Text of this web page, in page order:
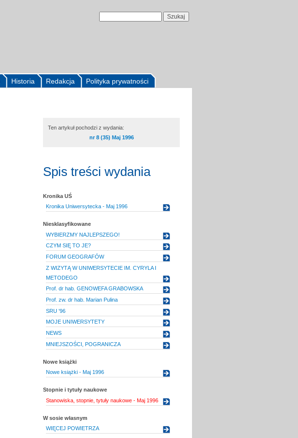
Polityka prywatności
Redakcja
Historia
Ten artykuł pochodzi z wydania:
nr 8 (35) Maj 1996
Spis treści wydania
Kronika UŚ
Kronika Uniwersytecka - Maj 1996
Niesklasyfikowane
WYBIERZMY NAJLEPSZEGO!
CZYM SIĘ TO JE?
FORUM GEOGRAFÓW
Z WIZYTĄ W UNIWERSYTECIE IM. CYRYLA I
METODEGO
Prof. dr hab. GENOWEFA GRABOWSKA
Prof. zw. dr hab. Marian Pulina
SRU '96
MOJE UNIWERSYTETY
NEWS
MNIEJSZOŚCI, POGRANICZA
Nowe książki
Nowe książki - Maj 1996
Stopnie i tytuły naukowe
Stanowiska, stopnie, tytuły naukowe - Maj 1996
W sosie własnym
WIĘCEJ POWIETRZA